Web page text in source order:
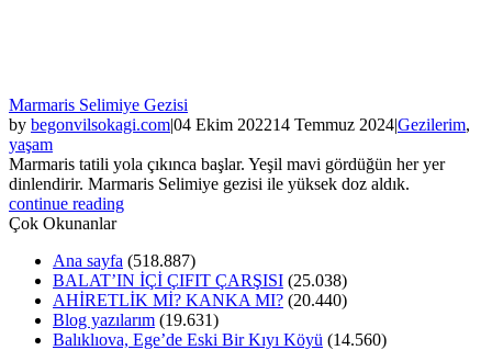
Marmaris Selimiye Gezisi
by begonvilsokagi.com|04 Ekim 202214 Temmuz 2024|Gezilerim,
yaşam
Marmaris tatili yola çıkınca başlar. Yeşil mavi gördüğün her yer
dinlendirir. Marmaris Selimiye gezisi ile yüksek doz aldık.
continue reading
Çok Okunanlar
Ana sayfa (518.887)
BALAT’IN İÇİ ÇIFIT ÇARŞISI (25.038)
AHİRETLİK Mİ? KANKA MI? (20.440)
Blog yazılarım (19.631)
Balıklıova, Ege’de Eski Bir Kıyı Köyü (14.560)